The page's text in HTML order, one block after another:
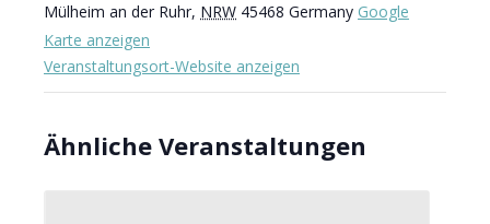
Mülheim an der Ruhr, NRW 45468 Germany Google
Karte anzeigen
Veranstaltungsort-Website anzeigen
Ähnliche Veranstaltungen